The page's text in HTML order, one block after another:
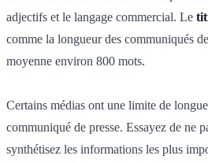
adjectifs et le langage commercial. Le
comme la longueur des communiqués
moyenne environ 800 mots.
Certains médias ont une limite de
communiqué de presse. Essayez de ne
synthétisez les informations les plus